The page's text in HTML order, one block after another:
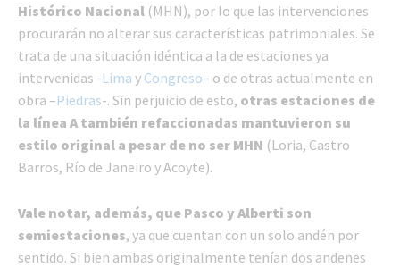
Histórico Nacional (MHN), por lo que las intervenciones
procurarán no alterar sus características patrimoniales. Se
trata de una situación idéntica a la de estaciones ya
intervenidas -Lima y Congreso– o de otras actualmente en
obra –Piedras-. Sin perjuicio de esto, otras estaciones de
la línea A también refaccionadas mantuvieron su
estilo original a pesar de no ser MHN (Loria, Castro
Barros, Río de Janeiro y Acoyte).
Vale notar, además, que Pasco y Alberti son
semiestaciones, ya que cuentan con un solo andén por
sentido. Si bien ambas originalmente tenían dos andenes